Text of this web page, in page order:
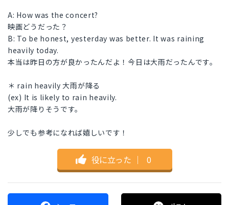
A: How was the concert?
映画どうだった？
B: To be honest, yesterday was better. It was raining
heavily today.
本当は昨日の方が良かったんだよ！今日は大雨だったんです。
＊ rain heavily 大雨が降る
(ex) It is likely to rain heavily.
大雨が降りそうです。
少しでも参考になれば嬉しいです！
役に立った ｜ 0